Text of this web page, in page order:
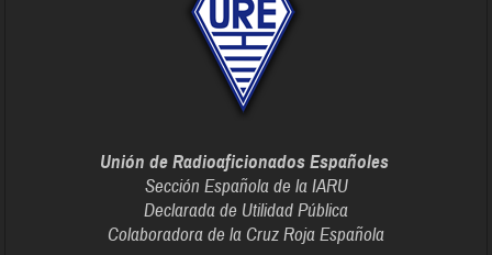
Unión de Radioaficionados Españoles
Sección Española de la IARU
Declarada de Utilidad Pública
Colaboradora de la Cruz Roja Española